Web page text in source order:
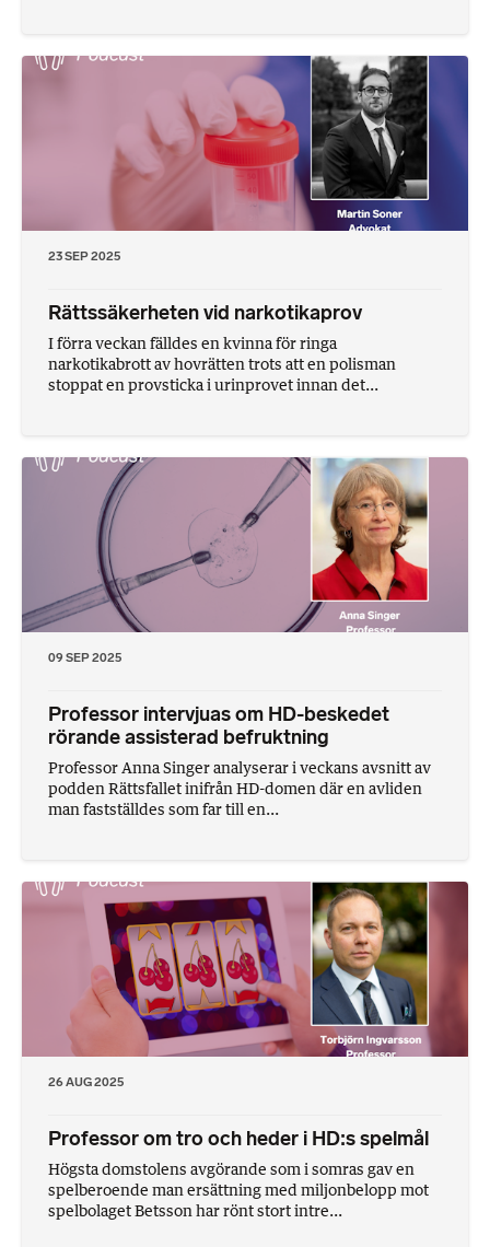
23 SEP 2025
Rättssäkerheten vid narkotikaprov
I förra veckan fälldes en kvinna för ringa
narkotikabrott av hovrätten trots att en polisman
stoppat en provsticka i urinprovet innan det...
09 SEP 2025
Professor intervjuas om HD-beskedet
rörande assisterad befruktning
Professor Anna Singer analyserar i veckans avsnitt av
podden Rättsfallet inifrån HD-domen där en avliden
man fastställdes som far till en...
26 AUG 2025
Professor om tro och heder i HD:s spelmål
Högsta domstolens avgörande som i somras gav en
spelberoende man ersättning med miljonbelopp mot
spelbolaget Betsson har rönt stort intre...